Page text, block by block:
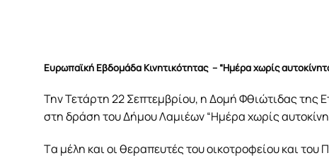
Ευρωπαϊκή Εβδομάδα Κινητικότητας – “Ημέρα χωρίς
Την Τετάρτη 22 Σεπτεμβρίου, η Δομή Φθιώτιδας της
στη δράση του Δήμου Λαμιέων “Ημέρα χωρίς
Tα μέλη και οι θεραπευτές του οικοτροφείου και